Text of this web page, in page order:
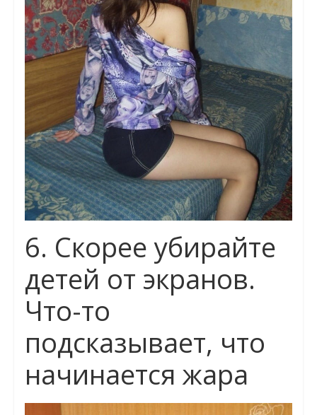
6. Скорее убирайте
детей от экранов.
Что-то
подсказывает, что
начинается жара